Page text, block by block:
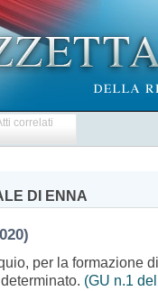
correlati
DI ENNA
per la formazione
(GU n.1